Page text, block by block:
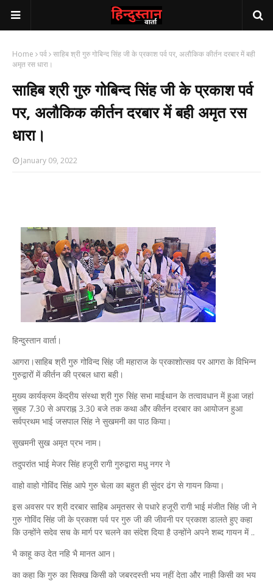
Home पर्व साहिब श्री गुरु गोबिन्द सिंह जी के प्रकाश पर्व पर, अलौकिक कीर्तन दरबार में बही
अमृत रस धारा।
साहिब श्री गुरु गोबिन्द सिंह जी के प्रकाश पर्व
पर, अलौकिक कीर्तन दरबार में बही अमृत रस
धारा।
January 09, 2022
हिन्दुस्तान वार्ता।
आगरा।साहिब श्री गुरु गोविन्द सिंह जी महाराज के प्रकाशोत्सव पर आगरा के विभिन्न
गुरुद्वारों में कीर्तन की प्रबल धारा बही।
मुख्य कार्यक्रम केंद्रीय संस्था श्री गुरु सिंह सभा माईथान के तत्वावधान में हुआ जहां
सुबह 7.30 से अपराह्न 3.30 बजे तक कथा और कीर्तन दरबार का आयोजन हुआ
सर्वप्रथम भाई जसपाल सिंह ने सुखमनी का पाठ किया।
सुखमनी सुख अमृत प्रभ नाम।
तदुपरांत भाई मेजर सिंह हजूरी रागी गुरुद्वारा मधु नगर ने
वाहो वाहो गोविंद सिंह आपे गुरु चेला का बहुत ही सुंदर ढंग से गायन किया।
इस अवसर पर श्री दरबार साहिब अमृतसर से पधारे हजूरी रागी भाई मंजीत सिंह जी ने
गुरु गोविंद सिंह जी के प्रकाश पर्व पर गुरु जी की जीवनी पर प्रकाश डालते हुए कहा
कि उन्होंने सदेव सच के मार्ग पर चलने का संदेश दिया है उन्होंने अपने शब्द गायन में ..
भै काहू कउ देत नहि भै मानत आन।
का कहा कि गुरु का सिक्ख किसी को जबरदस्ती भय नहीं देता और नाही किसी का भय